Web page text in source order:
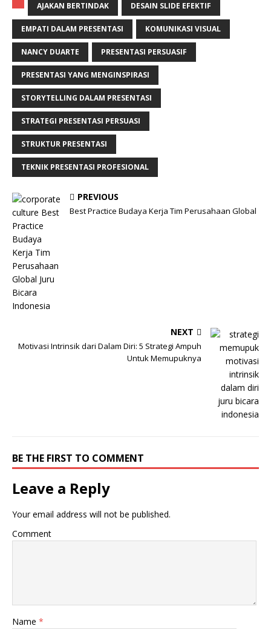
AJAKAN BERTINDAK DESAIN SLIDE EFEKTIF
EMPATI DALAM PRESENTASI KOMUNIKASI VISUAL
NANCY DUARTE PRESENTASI PERSUASIF
PRESENTASI YANG MENGINSPIRASI
STORYTELLING DALAM PRESENTASI
STRATEGI PRESENTASI PERSUASI
STRUKTUR PRESENTASI
TEKNIK PRESENTASI PROFESIONAL
PREVIOUS
Best Practice Budaya Kerja Tim Perusahaan Global
NEXT
Motivasi Intrinsik dari Dalam Diri: 5 Strategi Ampuh
Untuk Memupuknya
BE THE FIRST TO COMMENT
Leave a Reply
Your email address will not be published.
Comment
Name *